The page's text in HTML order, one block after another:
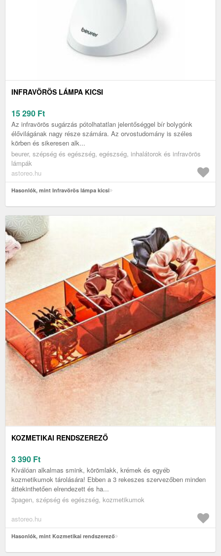
INFRAVÖRÖS LÁMPA KICSI
15 290 Ft
Az infravörös sugárzás pótolhatatlan jelentőséggel bír bolygónk
élővilágának nagy része számára. Az orvostudomány is széles
körben és sikeresen alk...
beurer, szépség és egészség, egészség, inhalátorok és infravörös
lámpák
astoreo.hu
Hasonlók, mint Infravörös lámpa kicsi
KOZMETIKAI RENDSZEREZŐ
3 390 Ft
Kiválóan alkalmas smink, körömlakk, krémek és egyéb
kozmetikumok tárolására! Ebben a 3 rekeszes szervezőben minden
áttekinthetően elrendezett és ha...
3pagen, szépség és egészség, kozmetikumok
astoreo.hu
Hasonlók, mint Kozmetikai rendszerező